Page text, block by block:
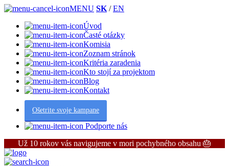
MENU SK /EN
Úvod
Časté otázky
Komisia
Zoznam stránok
Kritéria zaradenia
Kto stojí za projektom
Blog
Kontakt
Ošetrite svoje kampane
Podporte nás
Už 10 rokov vás navigujeme v mori pochybného obsahu 🎂